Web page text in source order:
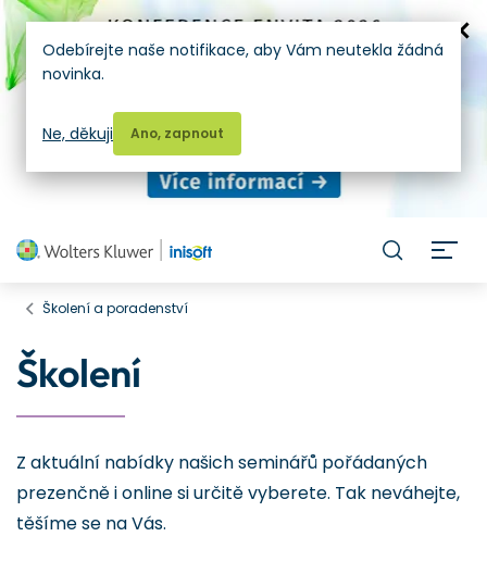
Školení a poradenství
Školení
Z aktuální nabídky našich seminářů pořádaných
prezenčně i online si určitě vyberete. Tak neváhejte,
těšíme se na Vás.
Odebírejte naše notifikace, aby Vám neutekla žádná
novinka.
Ano, zapnout
Ne, děkuji